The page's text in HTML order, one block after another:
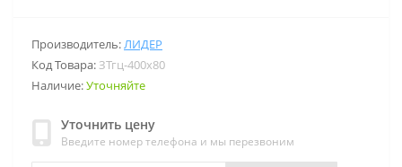
Производитель:ЛИДЕР
Код Товара: ЗТгц-400х80
Наличие:Уточняйте
Уточнить цену
Введите номер телефона и мы перезвоним